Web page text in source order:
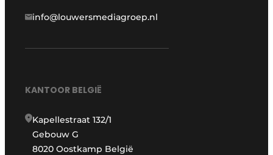
info@louwersmediagroep.nl
KANTOOR BELGIË
Kapellestraat 132/1
Gebouw G
8020 Oostkamp België